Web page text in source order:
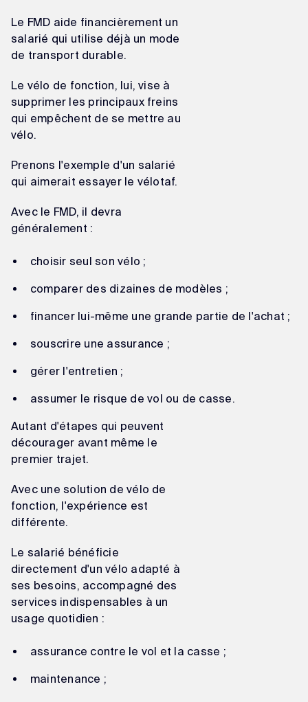
Le FMD aide financièrement un
salarié qui utilise déjà un mode
de transport durable.
Le vélo de fonction, lui, vise à
supprimer les principaux freins
qui empêchent de se mettre au
vélo.
Prenons l'exemple d'un salarié
qui aimerait essayer le vélotaf.
Avec le FMD, il devra
généralement :
choisir seul son vélo ;
comparer des dizaines de modèles ;
financer lui-même une grande partie de l'achat ;
souscrire une assurance ;
gérer l'entretien ;
assumer le risque de vol ou de casse.
Autant d'étapes qui peuvent
décourager avant même le
premier trajet.
Avec une solution de vélo de
fonction, l'expérience est
différente.
Le salarié bénéficie
directement d'un vélo adapté à
ses besoins, accompagné des
services indispensables à un
usage quotidien :
assurance contre le vol et la casse ;
maintenance ;